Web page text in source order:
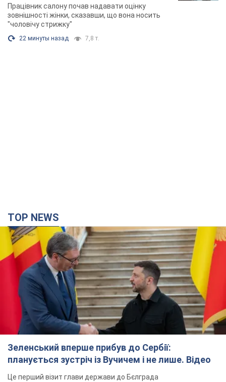
розгорівся скандал. Фото
Працівник салону почав надавати оцінку
зовнішності жінки, сказавши, що вона носить
"чоловічу стрижку"
22 минуты назад 7,8 т.
TOP NEWS
Зеленський вперше прибув до Сербії:
планується зустріч із Вучичем і не лише. Відео
Це перший візит глави держави до Бєлграда